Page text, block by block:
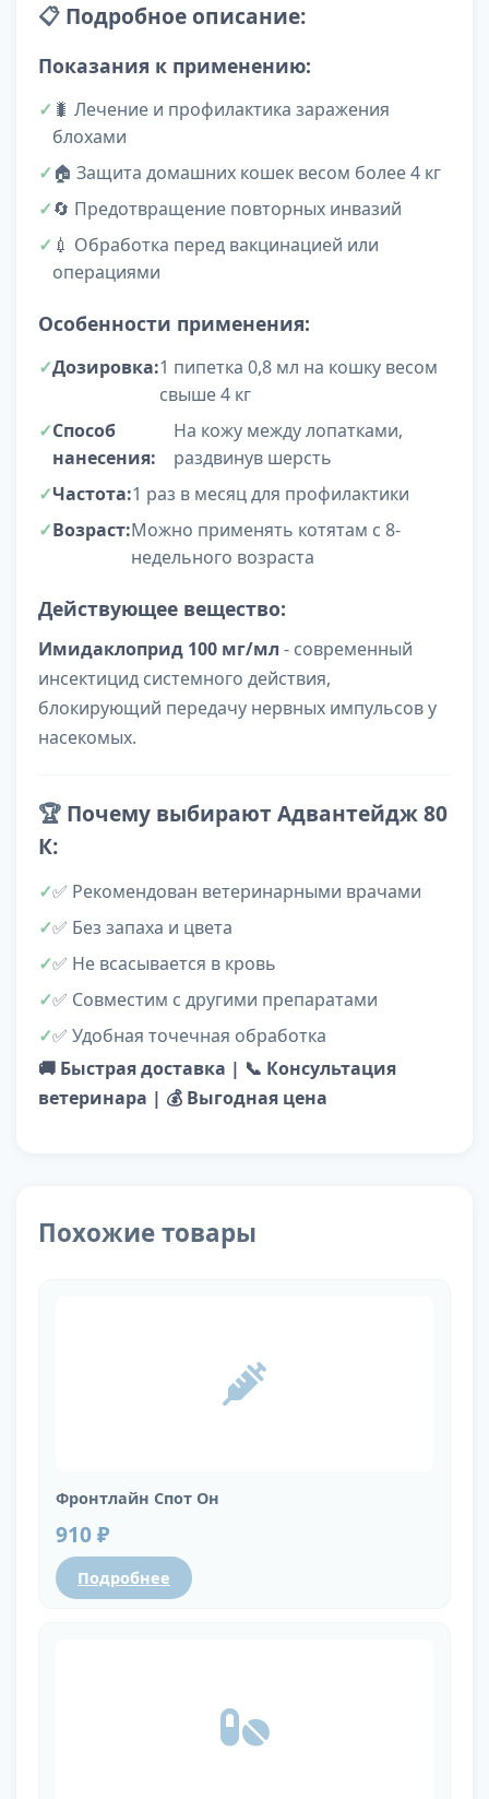
📋 Подробное описание:
Показания к применению:
🐛 Лечение и профилактика заражения
блохами
🏠 Защита домашних кошек весом более 4 кг
🔄 Предотвращение повторных инвазий
💉 Обработка перед вакцинацией или
операциями
Особенности применения:
Дозировка:1 пипетка 0,8 мл на кошку весом
свыше 4 кг
Способ
нанесения:
На кожу между лопатками,
раздвинув шерсть
Частота:1 раз в месяц для профилактики
Возраст:Можно применять котятам с 8-
недельного возраста
Действующее вещество:
Имидаклоприд 100 мг/мл - современный
инсектицид системного действия,
блокирующий передачу нервных импульсов у
насекомых.
🏆 Почему выбирают Адвантейдж 80
К:
✅ Рекомендован ветеринарными врачами
✅ Без запаха и цвета
✅ Не всасывается в кровь
✅ Совместим с другими препаратами
✅ Удобная точечная обработка
🚚 Быстрая доставка | 📞 Консультация
ветеринара | 💰 Выгодная цена
Похожие товары
Фронтлайн Спот Он
910 ₽
Подробнее